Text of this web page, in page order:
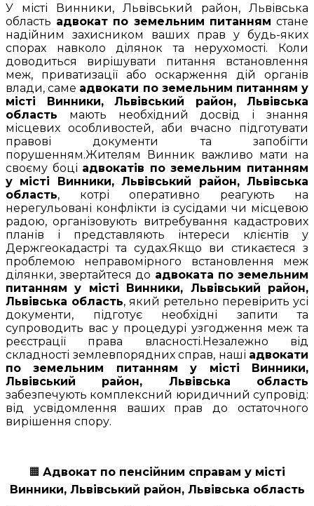
У місті Винники, Львівський район, Львівська
область адвокат по земельним питанням стане
надійним захисником ваших прав у будь-яких
спорах навколо ділянок та нерухомості. Коли
доводиться вирішувати питання встановлення
меж, приватизації або оскарження дій органів
влади, саме адвокати по земельним питанням у
місті Винники, Львівський район, Львівська
область мають необхідний досвід і знання
місцевих особливостей, аби вчасно підготувати
правові документи та запобігти
порушенням.Жителям Винник важливо мати на
своєму боці адвокатів по земельним питанням
у місті Винники, Львівський район, Львівська
область, котрі оперативно реагують на
нерегульовані конфлікти із сусідами чи місцевою
радою, організовують витребування кадастрових
планів і представляють інтереси клієнтів у
Держгеокадастрі та судах.Якщо ви стикаєтеся з
проблемою неправомірного встановлення меж
ділянки, звертайтеся до адвоката по земельним
питанням у місті Винники, Львівський район,
Львівська область, який ретельно перевірить усі
документи, підготує необхідні запити та
супроводить вас у процедурі узгодження меж та
реєстрації права власності.Незалежно від
складності землевпорядних справ, наші адвокати
по земельним питанням у місті Винники,
Львівський район, Львівська область
забезпечують комплексний юридичний супровід:
від усвідомлення ваших прав до остаточного
вирішення спору.
🟧 Адвокат по пенсійним справам у місті
Винники, Львівський район, Львівська область